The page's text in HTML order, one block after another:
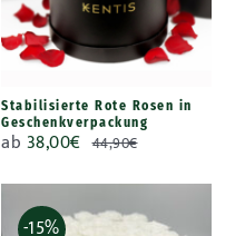
Stabilisierte Rote Rosen in
Geschenkverpackung
ab 38,00€ 44,90€
-15%